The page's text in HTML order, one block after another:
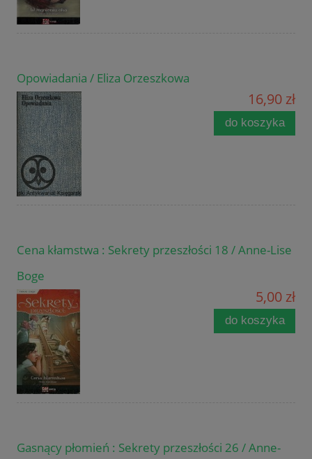
Opowiadania / Eliza Orzeszkowa
16,90 zł
do koszyka
Cena kłamstwa : Sekrety przeszłości 18 / Anne-Lise
Boge
5,00 zł
do koszyka
Gasnący płomień : Sekrety przeszłości 26 / Anne-